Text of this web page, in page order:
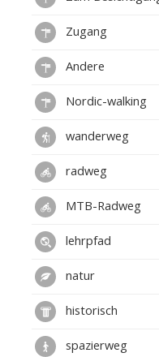
Zugang
Andere
Nordic-walking
wanderweg
radweg
MTB-Radweg
lehrpfad
natur
historisch
spazierweg